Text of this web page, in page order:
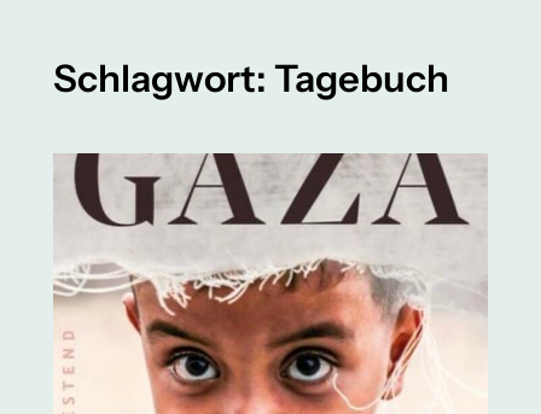
Schlagwort: Tagebuch